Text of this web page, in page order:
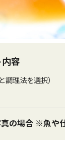
容
理法を選択）
の場合 ※魚や